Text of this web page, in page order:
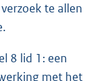
te allen
8 lid 1: een
met het